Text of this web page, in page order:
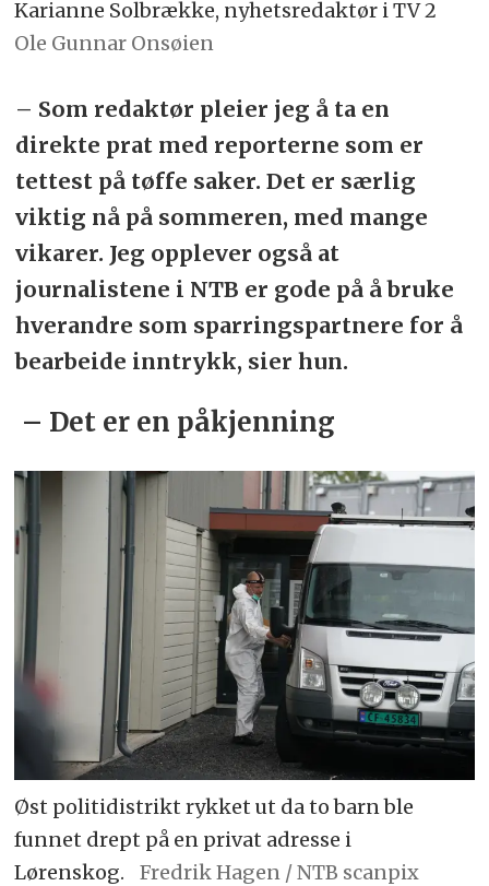
Karianne Solbrække, nyhetsredaktør i TV 2
Ole Gunnar Onsøien
– Som redaktør pleier jeg å ta en
direkte prat med reporterne som er
tettest på tøffe saker. Det er særlig
viktig nå på sommeren, med mange
vikarer. Jeg opplever også at
journalistene i NTB er gode på å bruke
hverandre som sparringspartnere for å
bearbeide inntrykk, sier hun.
– Det er en påkjenning
Øst politidistrikt rykket ut da to barn ble
funnet drept på en privat adresse i
Lørenskog.
Fredrik Hagen / NTB scanpix